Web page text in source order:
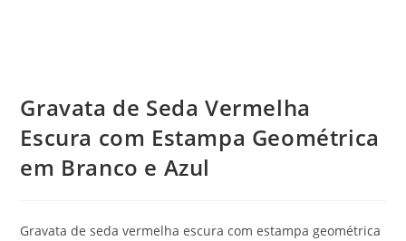
Gravata de Seda Vermelha
Escura com Estampa Geométrica
em Branco e Azul
Gravata de seda vermelha escura com estampa geométrica